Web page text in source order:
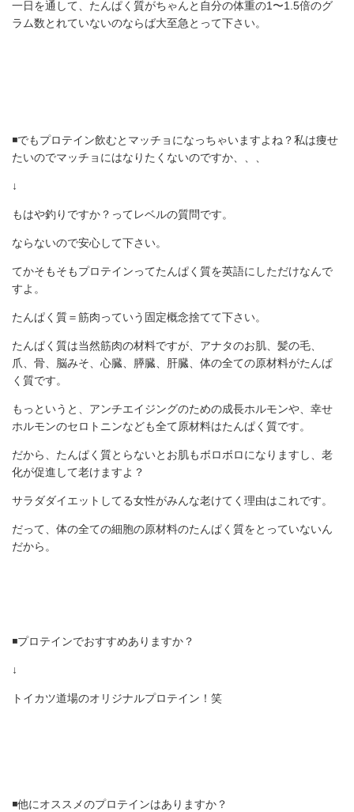
一日を通して、たんぱく質がちゃんと自分の体重の1〜1.5倍のグ
ラム数とれていないのならば大至急とって下さい。
◾️でもプロテイン飲むとマッチョになっちゃいますよね？私は痩せ
たいのでマッチョにはなりたくないのですか、、、
↓
もはや釣りですか？ってレベルの質問です。
ならないので安心して下さい。
てかそもそもプロテインってたんぱく質を英語にしただけなんで
すよ。
たんぱく質＝筋肉っていう固定概念捨てて下さい。
たんぱく質は当然筋肉の材料ですが、アナタのお肌、髪の毛、
爪、骨、脳みそ、心臓、膵臓、肝臓、体の全ての原材料がたんぱ
く質です。
もっというと、アンチエイジングのための成長ホルモンや、幸せ
ホルモンのセロトニンなども全て原材料はたんぱく質です。
だから、たんぱく質とらないとお肌もボロボロになりますし、老
化が促進して老けますよ？
サラダダイエットしてる女性がみんな老けてく理由はこれです。
だって、体の全ての細胞の原材料のたんぱく質をとっていないん
だから。
◾️プロテインでおすすめありますか？
↓
トイカツ道場のオリジナルプロテイン！笑
◾️他にオススメのプロテインはありますか？